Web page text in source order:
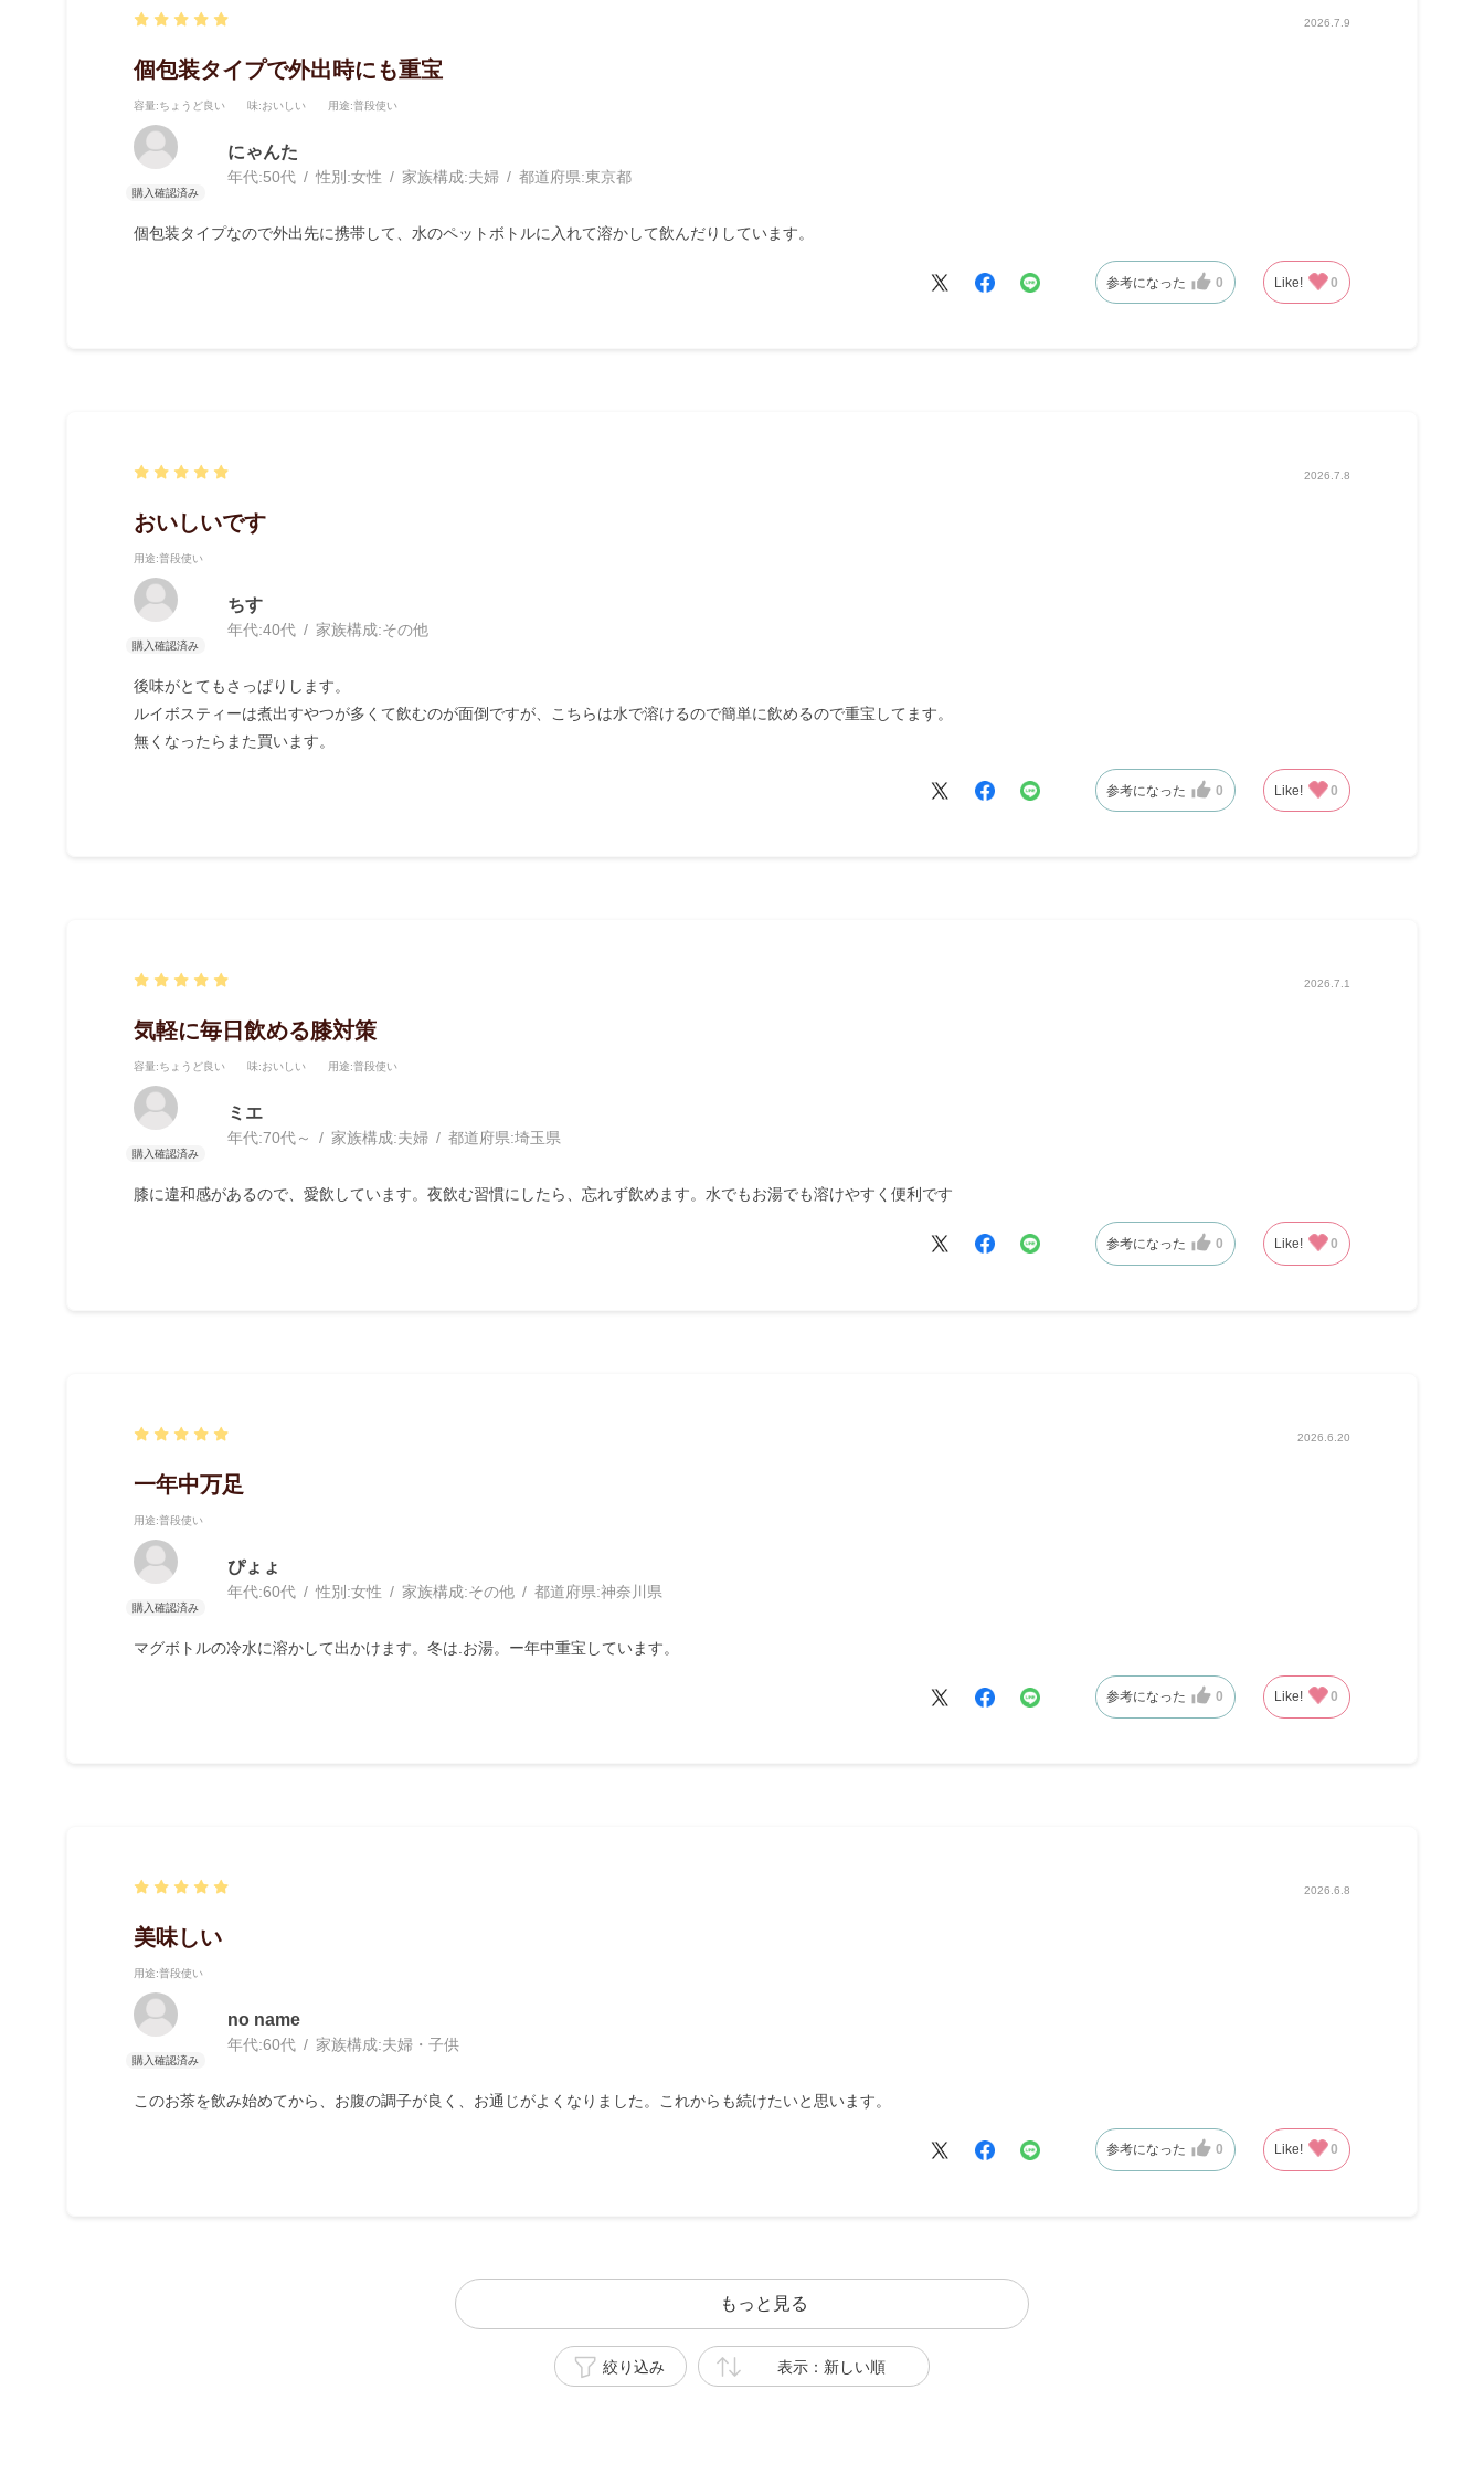
2026.7.9
個包装タイプで外出時にも重宝
容量:ちょうど良い 味:おいしい 用途:普段使い
にゃんた
年代:50代 性別:女性 家族構成:夫婦 都道府県:東京都
個包装タイプなので外出先に携帯して、水のペットボトルに入れて溶かして飲んだりしています。
参考になった 0 Like! 0
2026.7.8
おいしいです
用途:普段使い
ちす
年代:40代 家族構成:その他
後味がとてもさっぱりします。
ルイボスティーは煮出すやつが多くて飲むのが面倒ですが、こちらは水で溶けるので簡単に飲めるので重宝してます。
無くなったらまた買います。
参考になった 0 Like! 0
2026.7.1
気軽に毎日飲める膝対策
容量:ちょうど良い 味:おいしい 用途:普段使い
ミエ
年代:70代～ 家族構成:夫婦 都道府県:埼玉県
膝に違和感があるので、愛飲しています。夜飲む習慣にしたら、忘れず飲めます。水でもお湯でも溶けやすく便利です
参考になった 0 Like! 0
2026.6.20
一年中万足
用途:普段使い
ぴょょ
年代:60代 性別:女性 家族構成:その他 都道府県:神奈川県
マグボトルの冷水に溶かして出かけます。冬は.お湯。ー年中重宝しています。
参考になった 0 Like! 0
2026.6.8
美味しい
用途:普段使い
no name
年代:60代 家族構成:夫婦・子供
このお茶を飲み始めてから、お腹の調子が良く、お通じがよくなりました。これからも続けたいと思います。
参考になった 0 Like! 0
もっと見る
絞り込み 表示：新しい順